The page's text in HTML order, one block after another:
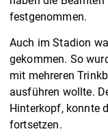
festgenommen.
Auch im Stadion
gekommen. So
mit mehreren
ausführen wollte.
Hinterkopf, konnte
fortsetzen.